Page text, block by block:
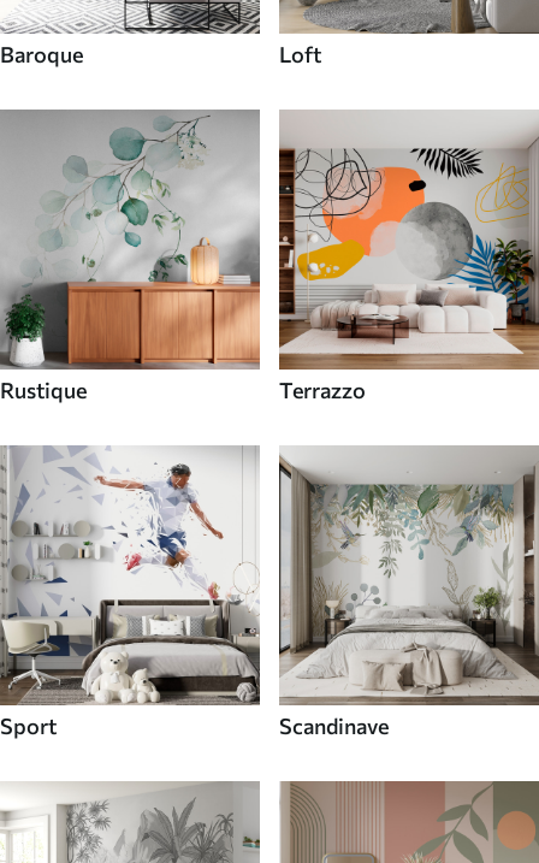
Baroque Loft
Rustique Terrazzo
Sport Scandinave